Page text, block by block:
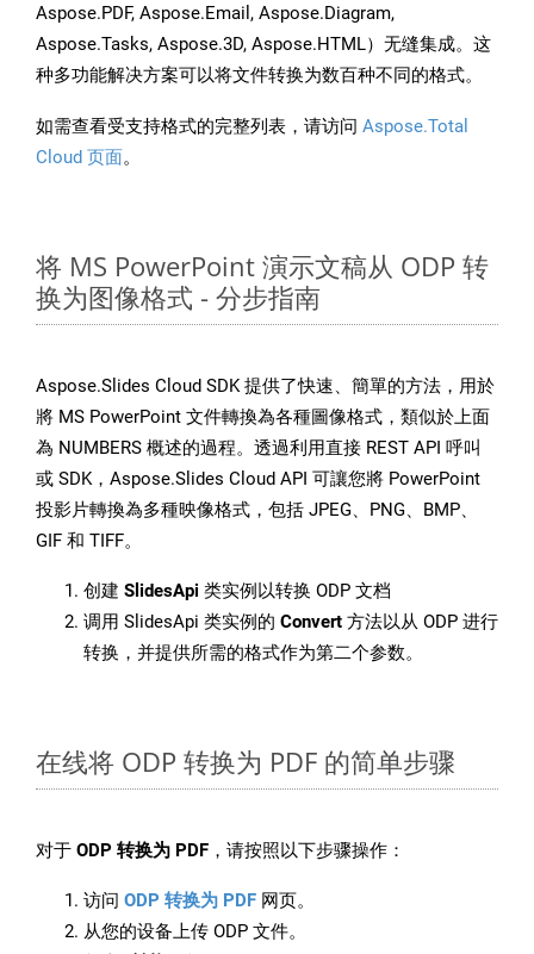
Aspose.PDF, Aspose.Email, Aspose.Diagram,
Aspose.Tasks, Aspose.3D, Aspose.HTML）无缝集成。这
种多功能解决方案可以将文件转换为数百种不同的格式。
如需查看受支持格式的完整列表，请访问 Aspose.Total
Cloud 页面。
将 MS PowerPoint 演示文稿从 ODP 转
换为图像格式 - 分步指南
Aspose.Slides Cloud SDK 提供了快速、簡單的方法，用於
將 MS PowerPoint 文件轉換為各種圖像格式，類似於上面
為 NUMBERS 概述的過程。透過利用直接 REST API 呼叫
或 SDK，Aspose.Slides Cloud API 可讓您將 PowerPoint
投影片轉換為多種映像格式，包括 JPEG、PNG、BMP、
GIF 和 TIFF。
创建 SlidesApi 类实例以转换 ODP 文档
调用 SlidesApi 类实例的 Convert 方法以从 ODP 进行
转换，并提供所需的格式作为第二个参数。
在线将 ODP 转换为 PDF 的简单步骤
对于 ODP 转换为 PDF ，请按照以下步骤操作：
访问 ODP 转换为 PDF 网页。
从您的设备上传 ODP 文件。